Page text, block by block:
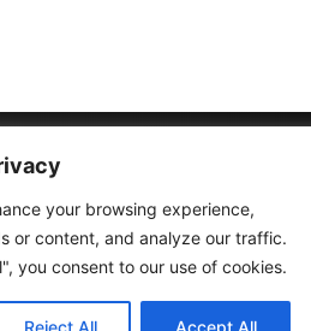
your browsing experience,
or content, and analyze our traffic.
you consent to our use of cookies.
Reject All Accept All